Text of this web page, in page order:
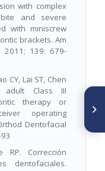
with complex
and severe
with miniscrew
brackets. Am
2011; 139: 679-
CY, Lai ST, Chen
Class III
therapy or
operating
Dentofacial
RP. Corrección
dentofaciales.
SIGUIENTE ARTÍCULO
Corrección de mordida
intrusión de
con mini-implantes:
Revisión Bibliográfica